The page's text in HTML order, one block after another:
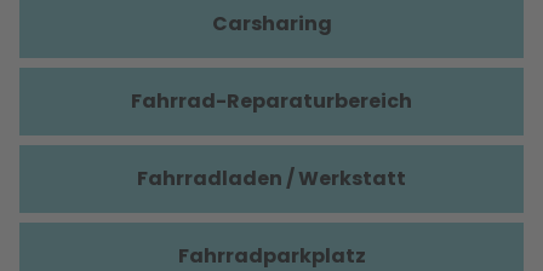
Carsharing
Fahrrad-Reparaturbereich
Fahrradladen / Werkstatt
Fahrradparkplatz